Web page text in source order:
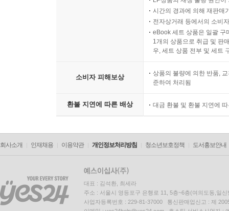
시간의 경과에 의해 재판매
전자상거래 등에서의 소비
eBook 세트 상품은 일괄 구
1개의 상품으로 취급 및 판
우, 세트 상품 전부 및 세트
소비자 피해보상
상품의 불량에 의한 반품,
준하여 처리됨
환불 지연에 따른 배상 대금 환불 및 환불 지연에
회사소개 인재채용 이용약관 개인정보처리방침 청소년보호정책 도서홍보안내
대표 : 김석환, 최세라
주소 : 서울시 영등포구 은행로 11, 5층~6층(여의도동,일신
사업자등록번호 : 229-81-37000 통신판매업신고 : 제